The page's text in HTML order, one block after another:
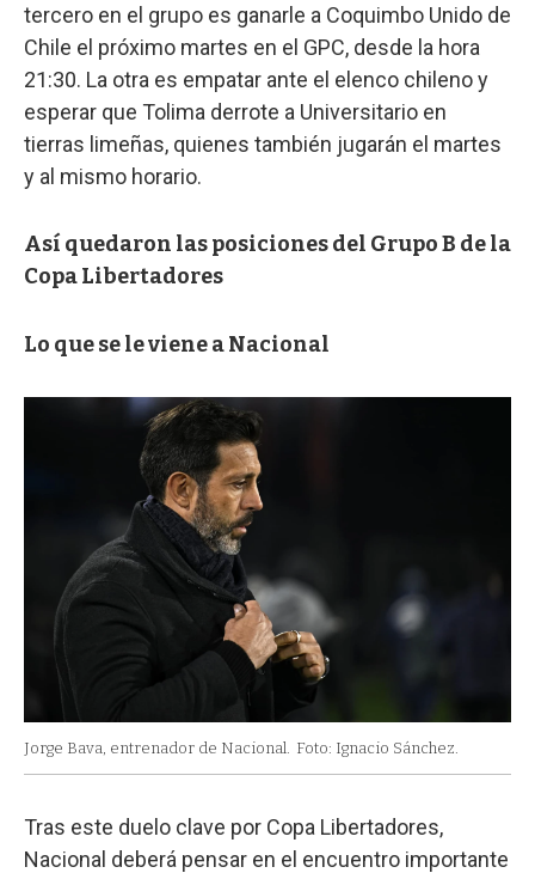
tercero en el grupo es ganarle a Coquimbo Unido de
Chile el próximo martes en el GPC, desde la hora
21:30. La otra es empatar ante el elenco chileno y
esperar que Tolima derrote a Universitario en
tierras limeñas, quienes también jugarán el martes
y al mismo horario.
Así quedaron las posiciones del Grupo B de la
Copa Libertadores
Lo que se le viene a Nacional
Jorge Bava, entrenador de Nacional. Foto: Ignacio Sánchez.
Tras este duelo clave por Copa Libertadores,
Nacional deberá pensar en el encuentro importante